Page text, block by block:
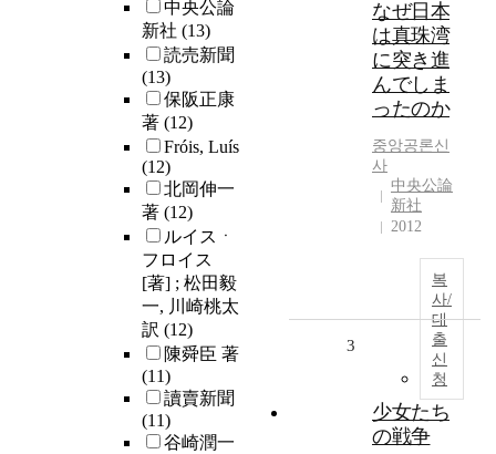
中央公論
新社 (13)
読売新聞
(13)
保阪正康
著 (12)
Fróis, Luís
(12)
北岡伸一
著 (12)
ルイスㆍ
フロイス
[著] ; 松田毅
一, 川崎桃太
訳 (12)
陳舜臣 著
(11)
讀賣新聞
(11)
谷崎潤一
なぜ日本
は真珠湾
に突き進
んでしま
ったのか
중앙공론신
사
中央公論
新社
2012
복
사/
대
출
신
청
3
少女たち
の戦争